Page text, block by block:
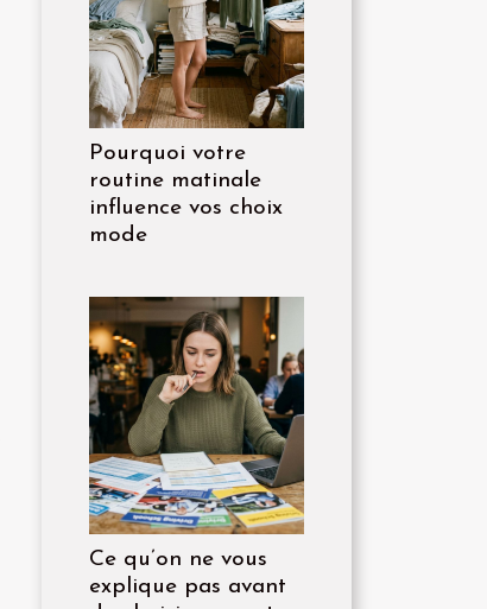
Pourquoi votre
routine matinale
influence vos choix
mode
Ce qu’on ne vous
explique pas avant